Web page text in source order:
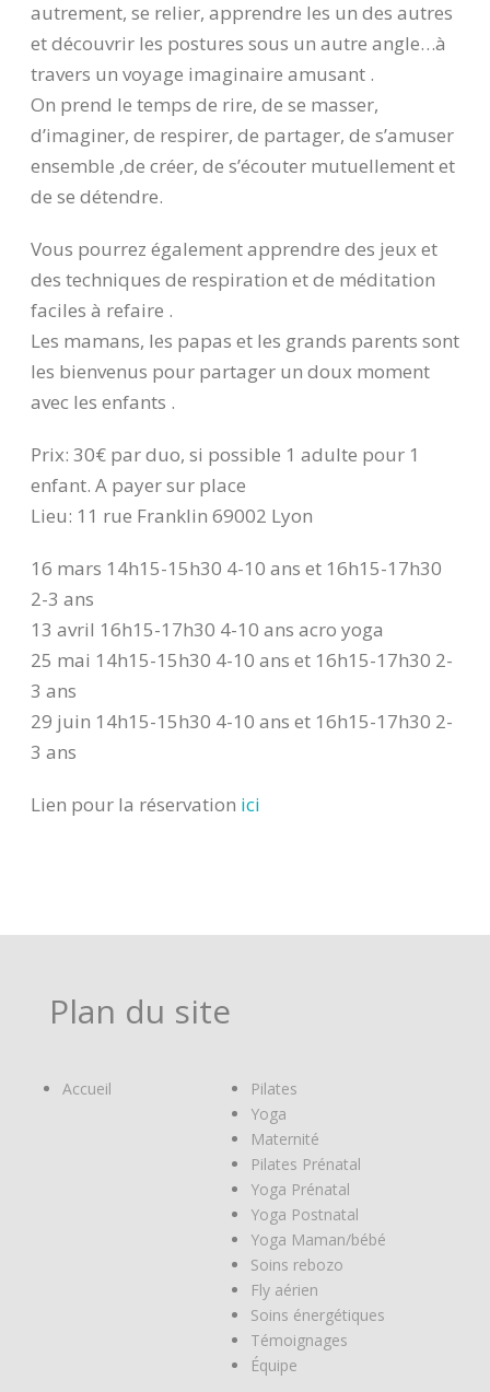
autrement, se relier, apprendre les un des autres
et découvrir les postures sous un autre angle…à
travers un voyage imaginaire amusant .
On prend le temps de rire, de se masser,
d’imaginer, de respirer, de partager, de s’amuser
ensemble ,de créer, de s’écouter mutuellement et
de se détendre.
Vous pourrez également apprendre des jeux et
des techniques de respiration et de méditation
faciles à refaire .
Les mamans, les papas et les grands parents sont
les bienvenus pour partager un doux moment
avec les enfants .
Prix: 30€ par duo, si possible 1 adulte pour 1
enfant. A payer sur place
Lieu: 11 rue Franklin 69002 Lyon
16 mars 14h15-15h30 4-10 ans et 16h15-17h30
2-3 ans
13 avril 16h15-17h30 4-10 ans acro yoga
25 mai 14h15-15h30 4-10 ans et 16h15-17h30 2-
3 ans
29 juin 14h15-15h30 4-10 ans et 16h15-17h30 2-
3 ans
Lien pour la réservation ici
Plan du site
Accueil
Pilates
Yoga
Maternité
Pilates Prénatal
Yoga Prénatal
Yoga Postnatal
Yoga Maman/bébé
Soins rebozo
Fly aérien
Soins énergétiques
Témoignages
Équipe